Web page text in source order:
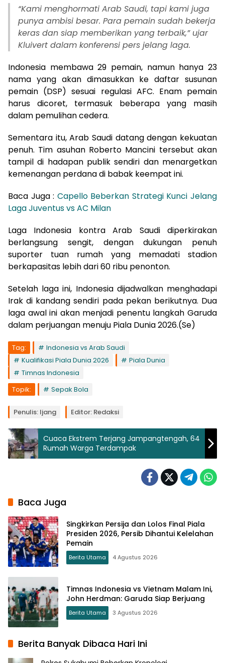
“Kami menghormati Arab Saudi, tapi kami juga
punya ambisi besar. Para pemain sudah bekerja
keras dan siap memberikan yang terbaik,” ujar
Kluivert dalam konferensi pers jelang laga.
Indonesia membawa 29 pemain, namun hanya 23
nama yang akan dimasukkan ke daftar susunan
pemain (DSP) sesuai regulasi AFC. Enam pemain
harus dicoret, termasuk beberapa yang masih
dalam pemulihan cedera.
Sementara itu, Arab Saudi datang dengan kekuatan
penuh. Tim asuhan Roberto Mancini tersebut akan
tampil di hadapan publik sendiri dan menargetkan
kemenangan perdana di babak keempat ini.
Baca Juga : Capello Beberkan Strategi Kunci Jelang
Laga Juventus vs AC Milan
Laga Indonesia kontra Arab Saudi diperkirakan
berlangsung sengit, dengan dukungan penuh
suporter tuan rumah yang memadati stadion
berkapasitas lebih dari 60 ribu penonton.
Setelah laga ini, Indonesia dijadwalkan menghadapi
Irak di kandang sendiri pada pekan berikutnya. Dua
laga awal ini akan menjadi penentu langkah Garuda
dalam perjuangan menuju Piala Dunia 2026.(Se)
Tag:
Indonesia vs Arab Saudi
Kualifikasi Piala Dunia 2026
Piala Dunia
Timnas Indonesia
Topik:
Sepak Bola
Penulis: Ijang Editor: Redaksi
Cuaca Ekstrem Terjang Jampangtengah, 64
Rumah Warga Terdampak
Baca Juga
Singkirkan Persija dan Lolos Final Piala
Presiden 2026, Persib Dihantui Kelelahan
Pemain
Berita Utama 4 Agustus 2026
Timnas Indonesia vs Vietnam Malam Ini,
John Herdman: Garuda Siap Berjuang
Berita Utama 3 Agustus 2026
Berita Banyak Dibaca Hari Ini